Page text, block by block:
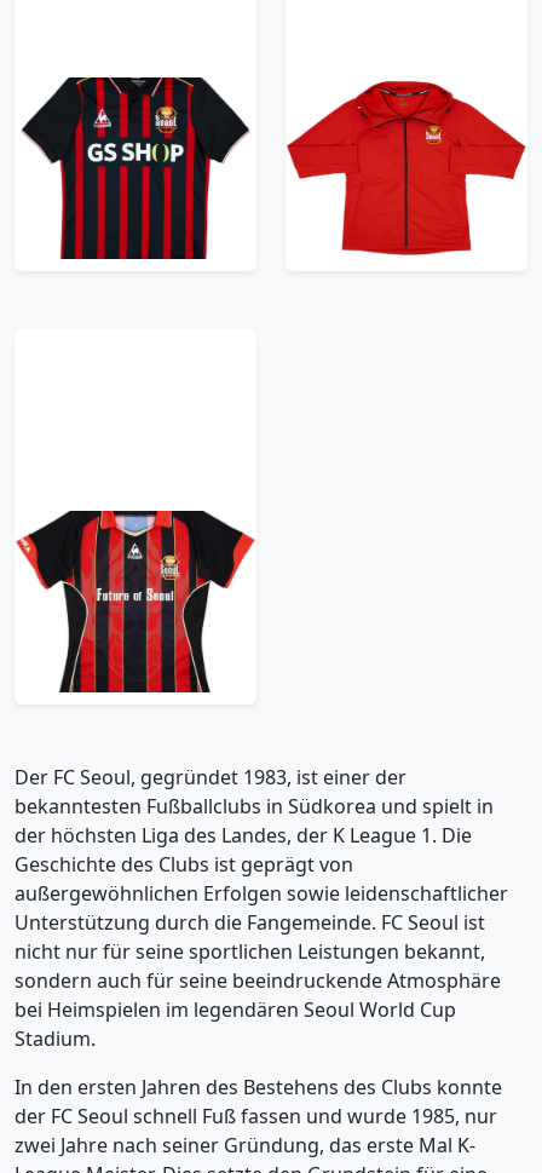
2018-19 FC Seoul
Home Shirt - 9/10 -
(Women's S)
41.99£ · ca. €50
Trikot kaufen
2004-05 FC Seoul
Hooded Track Jacket -
9/10 - (XL.Boys)
29.99£ · ca. €35
2012-13 FC Seoul
Home Shirt - 8/10 -
(M.Boys)
29.99£ · ca. €35
Trikot kaufen
Der FC Seoul, gegründet 1983, ist einer der
bekanntesten Fußballclubs in Südkorea und spielt in
der höchsten Liga des Landes, der K League 1. Die
Geschichte des Clubs ist geprägt von
außergewöhnlichen Erfolgen sowie leidenschaftlicher
Unterstützung durch die Fangemeinde. FC Seoul ist
nicht nur für seine sportlichen Leistungen bekannt,
sondern auch für seine beeindruckende Atmosphäre
bei Heimspielen im legendären Seoul World Cup
Stadium.
In den ersten Jahren des Bestehens des Clubs konnte
der FC Seoul schnell Fuß fassen und wurde 1985, nur
zwei Jahre nach seiner Gründung, das erste Mal K-